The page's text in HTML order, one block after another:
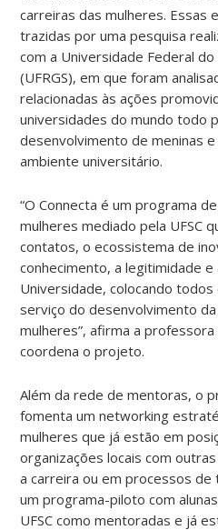
carreiras das mulheres. Essas
trazidas por uma pesquisa
com a Universidade Federal do
(UFRGS), em que foram
relacionadas às ações
universidades do mundo todo
desenvolvimento de meninas
ambiente universitário.
“O Connecta é um programa
mulheres mediado pela UFSC
contatos, o ecossistema de
conhecimento, a legitimidade e
Universidade, colocando
serviço do desenvolvimento
mulheres”, afirma a professora
coordena o projeto.
Além da rede de mentoras, o
fomenta um networking
mulheres que já estão em
organizações locais com
a carreira ou em processos de
um programa-piloto com
UFSC como mentoradas e já